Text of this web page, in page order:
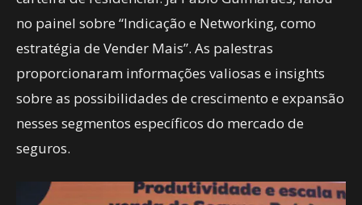
no painel sobre “Indicação e Networking, como
estratégia de Vender Mais”. As palestras
proporcionaram informações valiosas e insights
sobre as possibilidades de crescimento e expansão
nesses segmentos específicos do mercado de
seguros.